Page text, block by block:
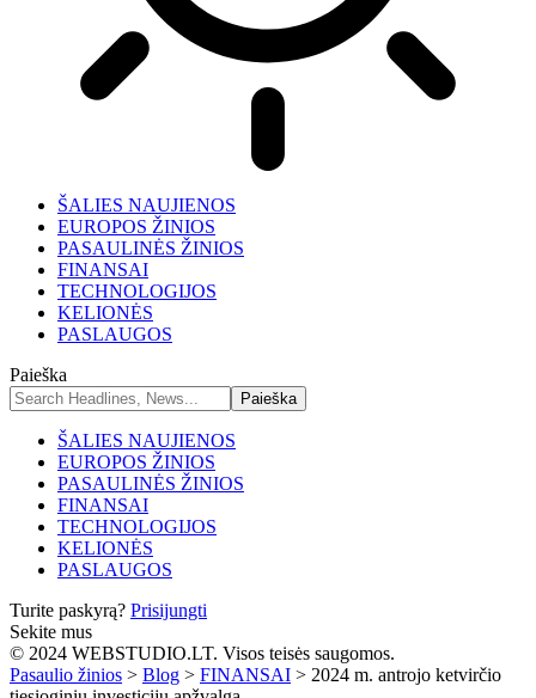
ŠALIES NAUJIENOS
EUROPOS ŽINIOS
PASAULINĖS ŽINIOS
FINANSAI
TECHNOLOGIJOS
KELIONĖS
PASLAUGOS
Paieška
ŠALIES NAUJIENOS
EUROPOS ŽINIOS
PASAULINĖS ŽINIOS
FINANSAI
TECHNOLOGIJOS
KELIONĖS
PASLAUGOS
Turite paskyrą? Prisijungti
Sekite mus
© 2024 WEBSTUDIO.LT. Visos teisės saugomos.
Pasaulio žinios > Blog > FINANSAI > 2024 m. antrojo ketvirčio